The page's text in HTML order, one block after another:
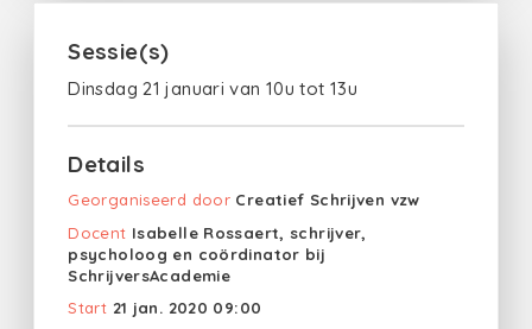
Sessie(s)
Dinsdag 21 januari van 10u tot 13u
Details
Georganiseerd door Creatief Schrijven vzw
Docent Isabelle Rossaert, schrijver,
psycholoog en coördinator bij
SchrijversAcademie
Start 21 jan. 2020 09:00